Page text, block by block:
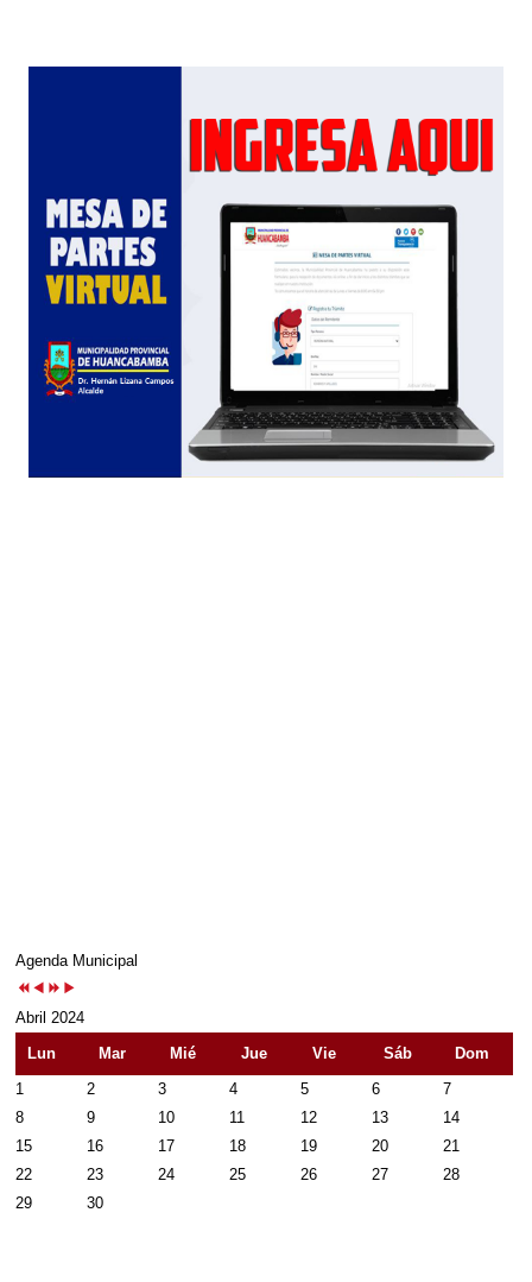
Agenda Municipal
Abril 2024
Lun
Mar Mié Jue Vie Sáb
Dom
1
2 3 4 5 6
7
8
9 10 11 12 13
14
15
16 17 18 19 20
21
22
23 24 25 26 27
28
29
30